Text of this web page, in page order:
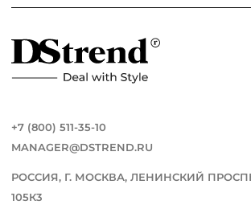
+7 (800) 511-35-10
MANAGER@DSTREND.RU
РОССИЯ, Г. МОСКВА, ЛЕНИНСКИЙ
105К3